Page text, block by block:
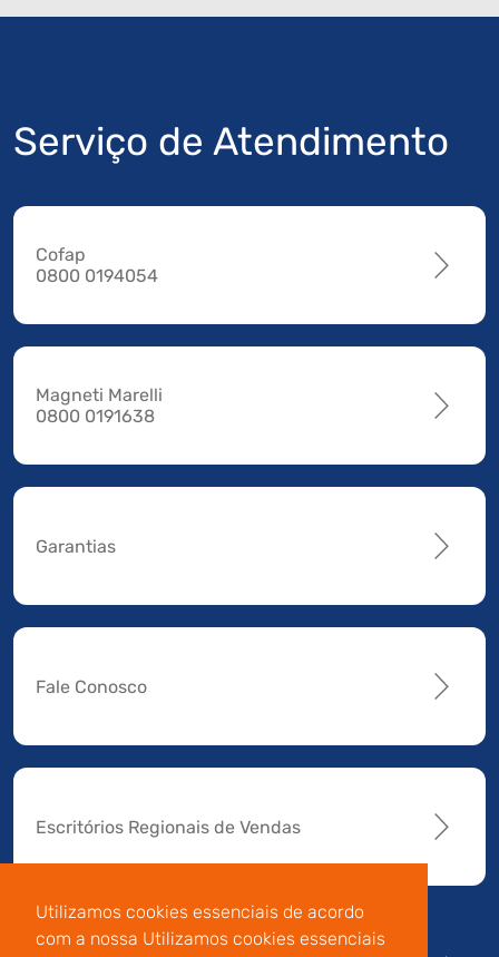
Utilizamos cookies essenciais de acordo
com a nossa Utilizamos cookies essenciais
Serviço de Atendimento
Cofap
0800 0194054
Magneti Marelli
0800 0191638
Garantias
Fale Conosco
Escritórios Regionais de Vendas